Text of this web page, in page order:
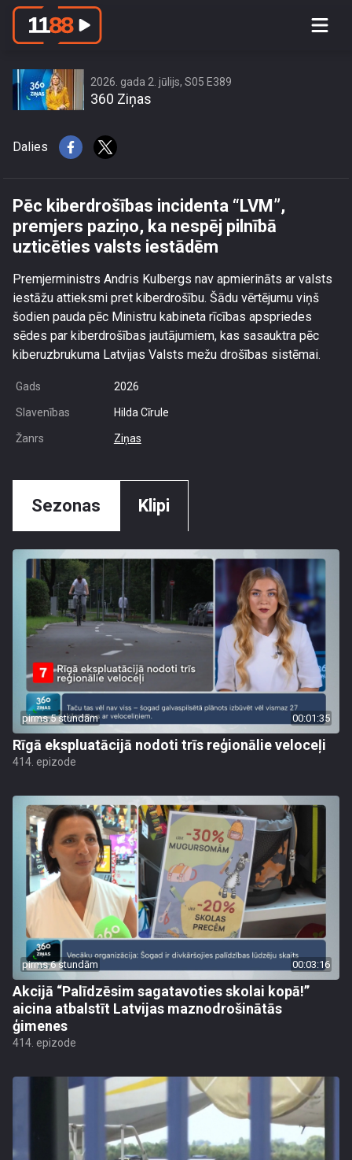
Pēc kiberdrošības incidenta “LVM”,
2026. gada 2. jūlijs, S05 E389
360 Ziņas
Dalies
Pēc kiberdrošības incidenta “LVM”,
premjers paziņo, ka nespēj pilnībā
uzticēties valsts iestādēm
Premjerministrs Andris Kulbergs nav apmierināts ar valsts
iestāžu attieksmi pret kiberdrošību. Šādu vērtējumu viņš
šodien pauda pēc Ministru kabineta rīcības apspriedes
sēdes par kiberdrošības jautājumiem, kas sasauktra pēc
kiberuzbrukuma Latvijas Valsts mežu drošības sistēmai.
Gads 2026
Slavenības Hilda Cīrule
Žanrs Ziņas
Sezonas Klipi
pirms 5 stundām 00:01:35
Rīgā ekspluatācijā nodoti trīs reģionālie veloceļi
414. epizode
pirms 6 stundām 00:03:16
Akcijā “Palīdzēsim sagatavoties skolai kopā!”
aicina atbalstīt Latvijas maznodrošinātās
ģimenes
414. epizode